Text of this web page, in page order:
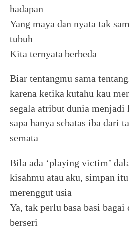
hadapan
Yang maya dan nyata tak
tubuh
Kita ternyata berbeda
Biar tentangmu sama
karena ketika kutahu kau
segala atribut dunia menjadi
sapa hanya sebatas iba dari
semata
Bila ada ‘playing victim’
kisahmu atau aku, simpan
merenggut usia
Ya, tak perlu basa basi bagai
berseri